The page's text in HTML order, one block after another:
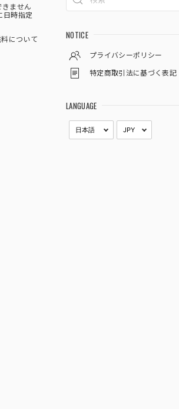
きません
日時指定
について NOTICE
プライバシーポリシー
特定商取引法に基づく表記
LANGUAGE